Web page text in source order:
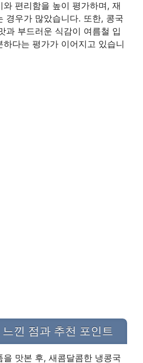
편리함을 높이 평가하며, 재
경우가 많았습니다. 또한, 콩국
과 부드러운 식감이 여름철 입
하다는 평가가 이어지고 있습니
낀 점과 추천 포인트
을 맛본 후, 새콤달콤한 냉콩국